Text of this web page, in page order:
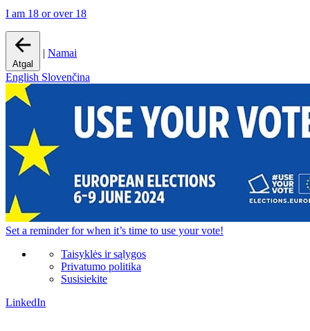
I am 18 or over 18
Atgal
| Namai
English Slovenčina
Set a reminderfor when it’s time to use your vote!
Taisyklės ir sąlygos
Privatumo politika
Susisiekite
LinkedIn